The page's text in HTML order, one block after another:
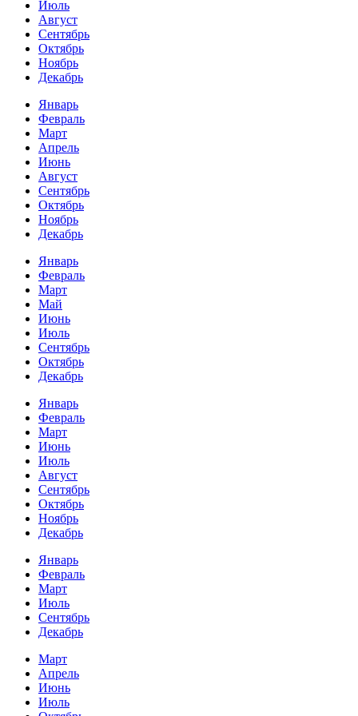
Июль
Август
Сентябрь
Октябрь
Ноябрь
Декабрь
Январь
Февраль
Март
Апрель
Июнь
Август
Сентябрь
Октябрь
Ноябрь
Декабрь
Январь
Февраль
Март
Май
Июнь
Июль
Сентябрь
Октябрь
Декабрь
Январь
Февраль
Март
Июнь
Июль
Август
Сентябрь
Октябрь
Ноябрь
Декабрь
Январь
Февраль
Март
Июль
Сентябрь
Декабрь
Март
Апрель
Июнь
Июль